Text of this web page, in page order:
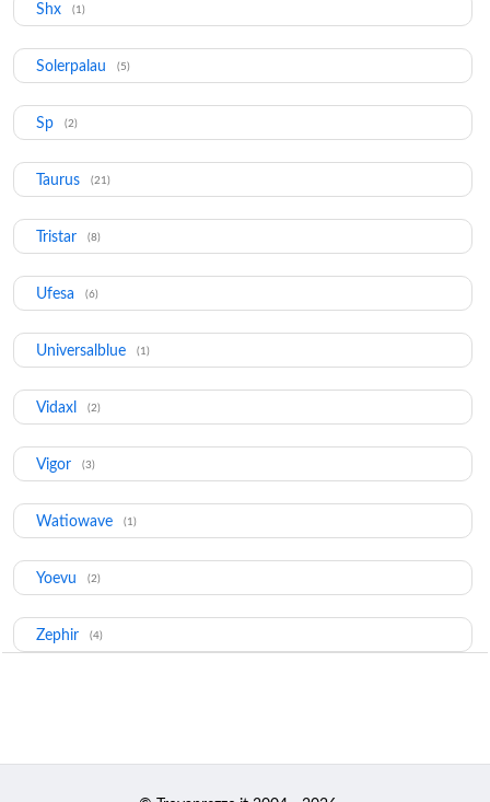
Shx (1)
Solerpalau (5)
Sp (2)
Taurus (21)
Tristar (8)
Ufesa (6)
Universalblue (1)
Vidaxl (2)
Vigor (3)
Watiowave (1)
Yoevu (2)
Zephir (4)